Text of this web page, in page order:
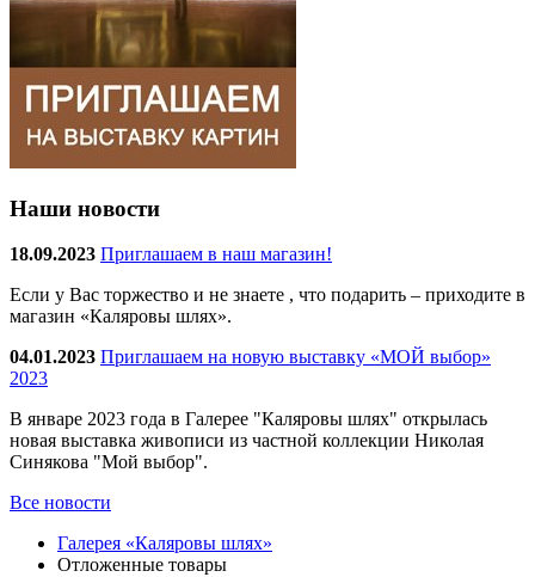
Наши новости
18.09.2023 Приглашаем в наш магазин!
Если у Вас торжество и не знаете , что подарить – приходите в
магазин «Каляровы шлях».
04.01.2023 Приглашаем на новую выставку «МОЙ выбор»
2023
В январе 2023 года в Галерее "Каляровы шлях" открылась
новая выставка живописи из частной коллекции Николая
Синякова "Мой выбор".
Все новости
Галерея «Каляровы шлях»
Отложенные товары